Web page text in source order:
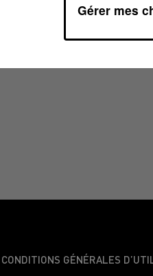
CONDITIONS GÉNÉRALES
Gérer mes